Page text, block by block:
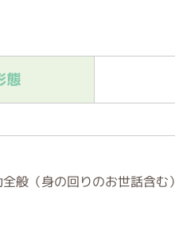
態
般（身の回りのお世話含む）